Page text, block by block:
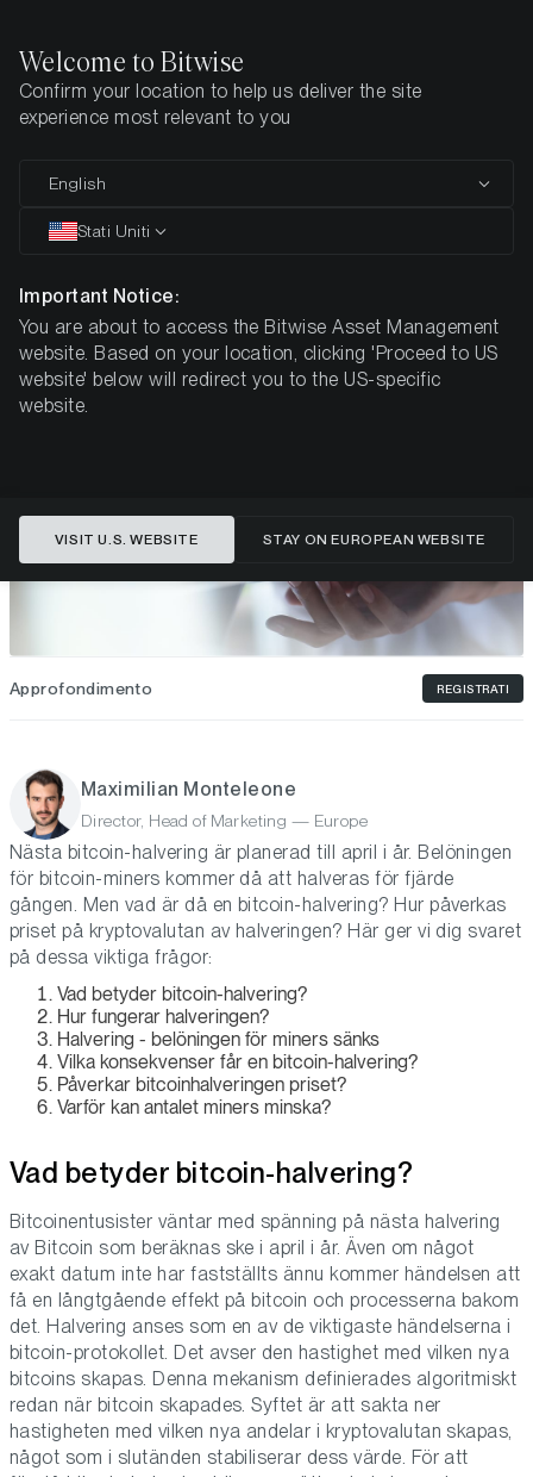
Pagina iniziale Imparare Ricerca
Questo articolo è disponibile solo in lingua inglese
Approfondimento REGISTRATI
Maximilian Monteleone
Director, Head of Marketing — Europe
Nästa bitcoin-halvering är planerad till april i år. Belöningen
för bitcoin-miners kommer då att halveras för fjärde
gången. Men vad är då en bitcoin-halvering? Hur påverkas
priset på kryptovalutan av halveringen? Här ger vi dig svaret
på dessa viktiga frågor:
Vad betyder bitcoin-halvering?
Hur fungerar halveringen?
Halvering - belöningen för miners sänks
Vilka konsekvenser får en bitcoin-halvering?
Påverkar bitcoinhalveringen priset?
Varför kan antalet miners minska?
Vad betyder bitcoin-halvering?
Bitcoinentusister väntar med spänning på nästa halvering
av Bitcoin som beräknas ske i april i år. Även om något
exakt datum inte har fastställts ännu kommer händelsen att
få en långtgående effekt på bitcoin och processerna bakom
det. Halvering anses som en av de viktigaste händelserna i
bitcoin-protokollet. Det avser den hastighet med vilken nya
bitcoins skapas. Denna mekanism definierades algoritmiskt
redan när bitcoin skapades. Syftet är att sakta ner
hastigheten med vilken nya andelar i kryptovalutan skapas,
något som i slutänden stabiliserar dess värde. För att
Welcome to Bitwise
Confirm your location to help us deliver the site
experience most relevant to you
English
Stati Uniti
Important Notice:
You are about to access the Bitwise Asset Management
website. Based on your location, clicking 'Proceed to US
website' below will redirect you to the US-specific
website.
VISIT U.S. WEBSITE STAY ON EUROPEAN WEBSITE